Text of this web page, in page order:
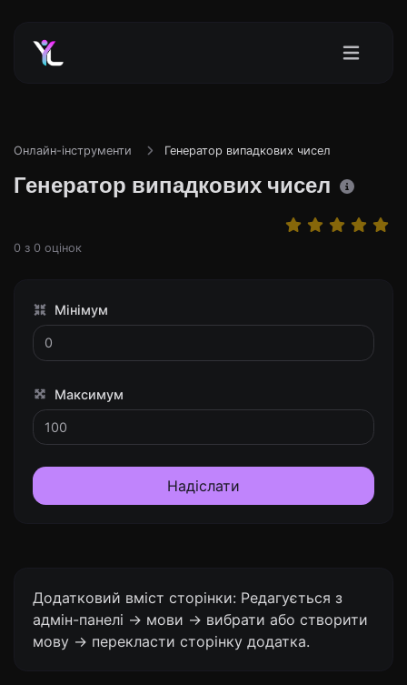
Онлайн-інструменти Генератор випадкових чисел
Генератор випадкових чисел
0 з 0 оцінок
Мінімум
Максимум
Надіслати
Додатковий вміст сторінки: Редагується з
адмін-панелі -> мови -> вибрати або створити
мову -> перекласти сторінку додатка.